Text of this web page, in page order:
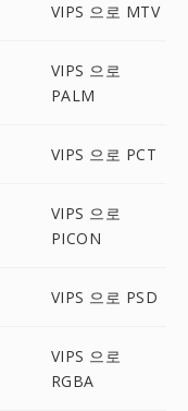
VIPS 으로 MTV
VIPS 으로
PALM
VIPS 으로 PCT
VIPS 으로
PICON
VIPS 으로 PSD
VIPS 으로
RGBA